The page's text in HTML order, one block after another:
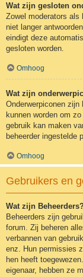
Wat zijn gesloten
Zowel moderators als
niet langer
eindigt deze
gesloten worden.
Omhoog
Wat zijn
Onderwerpiconen
kunnen worden om
gebruik kan maken
beheerder ingestelde
Omhoog
Gebruikers en
Wat zijn
Beheerders zijn
forum. Zij beheren
verbannen van
enz. Hun permissies
hen heeft
eigenaar, hebben ze